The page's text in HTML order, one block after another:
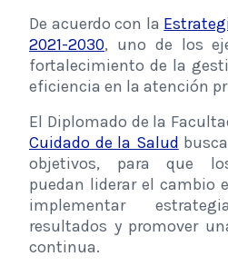
De acuerdo con la
2021-2030, uno de los
fortalecimiento de la
eficiencia en la atención
El Diplomado de la
Cuidado de la Salud
objetivos, para que
puedan liderar el cambio
implementar
resultados y promover
continua.